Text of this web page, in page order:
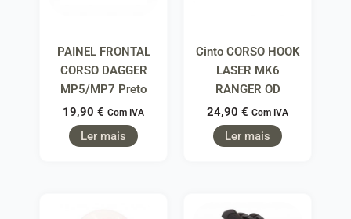
PAINEL FRONTAL
CORSO DAGGER
MP5/MP7 Preto
19,90 € Com IVA
Ler mais
Cinto CORSO HOOK
LASER MK6
RANGER OD
24,90 € Com IVA
Ler mais